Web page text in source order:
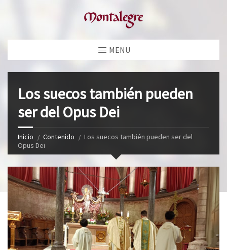
MENU
Los suecos también pueden
ser del Opus Dei
Inicio Contenido
Los suecos también pueden ser del
Opus Dei